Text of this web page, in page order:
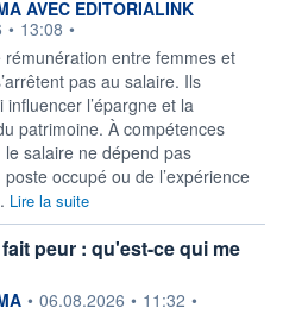
par
AVEC EDITORIALINK
• 13:08 •
rémunération entre femmes et
pas au salaire. Ils
l’épargne et la
patrimoine. À compétences
salaire ne dépend pas
occupé ou de l’expérience
Lire la suite
peur : qu'est-ce qui me
par
• 06.08.2026 • 11:32 •